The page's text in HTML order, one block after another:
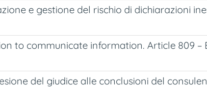
e gestione del rischio di dichiarazioni
to communicate information. Article 809
del giudice alle conclusioni del